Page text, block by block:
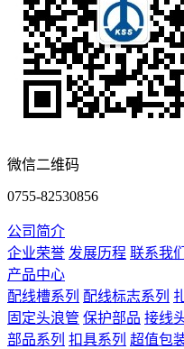
微信二维码
0755-82530856
公司简介
企业荣誉 发展历程 联系我们
产品中心
配线槽系列 配线标志系列
固定头浪管 保护部品 接线
部品系列 扣具系列 超值包